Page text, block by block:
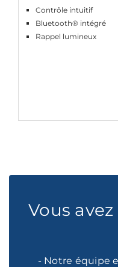
Contrôle intuitif
Bluetooth® intégré
Rappel lumineux
Vous
- Notre équipe